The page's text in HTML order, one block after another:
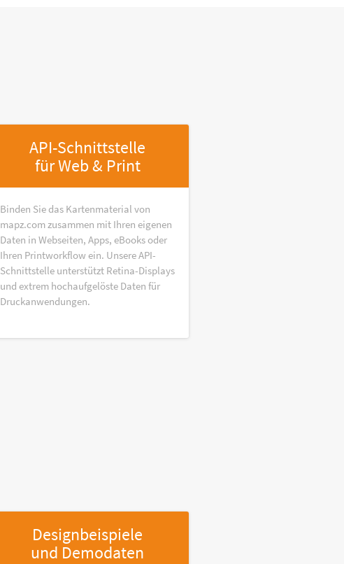
API-Schnittstelle
für Web & Print
Binden Sie das Kartenmaterial von
mapz.com zusammen mit Ihren eigenen
Daten in Webseiten, Apps, eBooks oder
Ihren Printworkflow ein. Unsere API-
Schnittstelle unterstützt Retina-Displays
und extrem hochaufgelöste Daten für
Druckanwendungen.
Designbeispiele
und Demodaten